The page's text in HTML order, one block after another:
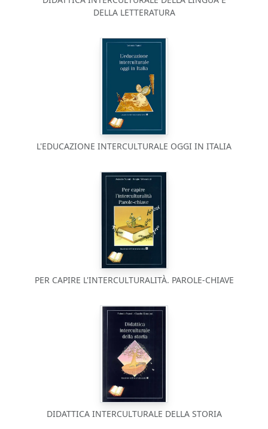
DELLA LETTERATURA
L'EDUCAZIONE INTERCULTURALE OGGI IN ITALIA
PER CAPIRE L'INTERCULTURALITÀ. PAROLE-CHIAVE
DIDATTICA INTERCULTURALE DELLA STORIA